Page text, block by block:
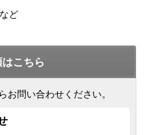
ど
こちら
お問い合わせください。